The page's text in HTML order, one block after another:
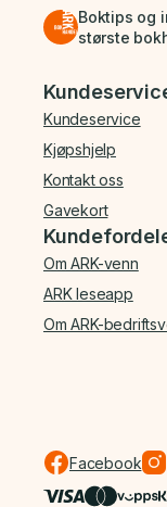
Boktips og
største
Bunnmeny
Kundeservice
Kjøpshjelp
Kontakt oss
Gavekort
Om ARK-venn
ARK leseapp
Om ARK-
Facebook